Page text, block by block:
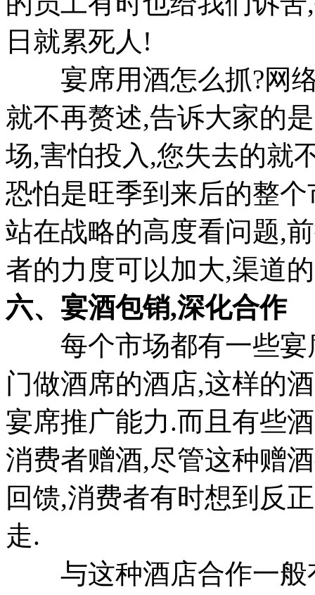
日就累死人!
宴席用酒怎么抓?网络
就不再赘述,告诉大家的
场,害怕投入,您失去的就
恐怕是旺季到来后的整
站在战略的高度看问题,
者的力度可以加大,渠道
六、宴酒包销,深化合作
每个市场都有一些宴
门做酒席的酒店,这样的
宴席推广能力.而且有些
消费者赠酒,尽管这种赠
回馈,消费者有时想到反
走.
与这种酒店合作一般